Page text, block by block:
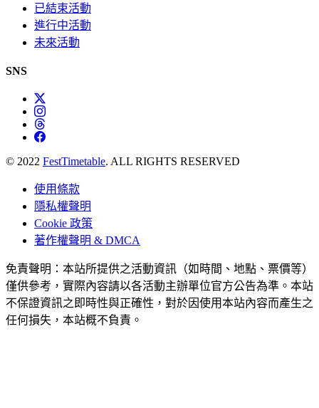
已結束活動
進行中活動
未來活動
SNS
© 2022 FestTimetable. ALL RIGHTS RESERVED
使用條款
隱私權聲明
Cookie 政策
著作權聲明 & DMCA
免責聲明：本站所提供之活動資訊（如時間、地點、票價等）
僅供參考，實際內容請以各活動主辦單位官方公告為準。本站
不保證資訊之即時性與正確性，對於因使用本站內容而產生之
任何損失，本站概不負責。